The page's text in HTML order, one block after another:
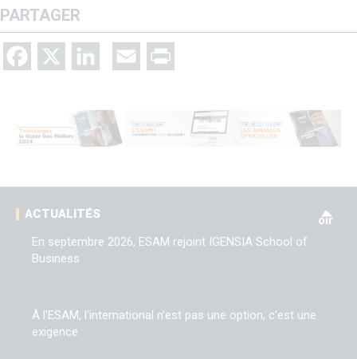
PARTAGER
Facebook LinkedIn Email
ACTUALITÉS
oir
En septembre 2026, ESAM rejoint IGENSIA School of
Business
À l'ESAM, l'international n'est pas une option, c'est une
exigence